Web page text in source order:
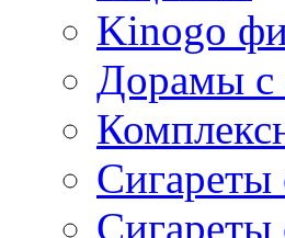
Kinogo
Дорамы с
Сигареты
Сигареты